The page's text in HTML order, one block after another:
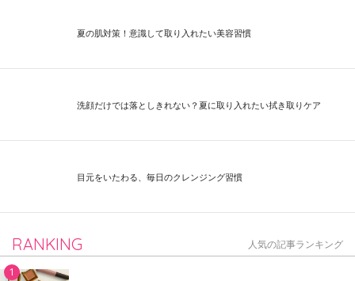
夏の肌対策！意識して取り入れたい美容習慣
洗顔だけでは落としきれない？夏に取り入れたい拭き取りケア
目元をいたわる、毎日のクレンジング習慣
RANKING 人気の記事ランキング